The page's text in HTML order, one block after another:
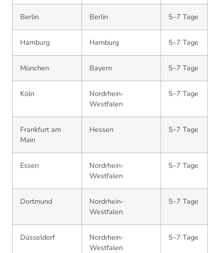
Berlin Berlin 5–7 Tage
Hamburg Hamburg 5–7 Tage
München Bayern 5–7 Tage
Köln
Nordrhein-
Westfalen
5–7 Tage
Frankfurt am
Main
Hessen 5–7 Tage
Essen
Nordrhein-
Westfalen
5–7 Tage
Dortmund
Nordrhein-
Westfalen
5–7 Tage
Düsseldorf
Nordrhein-
Westfalen
5–7 Tage